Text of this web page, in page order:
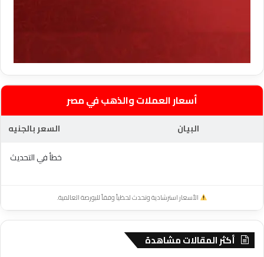
أسعار العملات والذهب في مصر
البيان
السعر بالجنيه
خطأ في التحديث
الأسعار استرشادية وتحدث لحظياً وفقاً للبورصة العالمية.
أكثر المقالات مشاهدة